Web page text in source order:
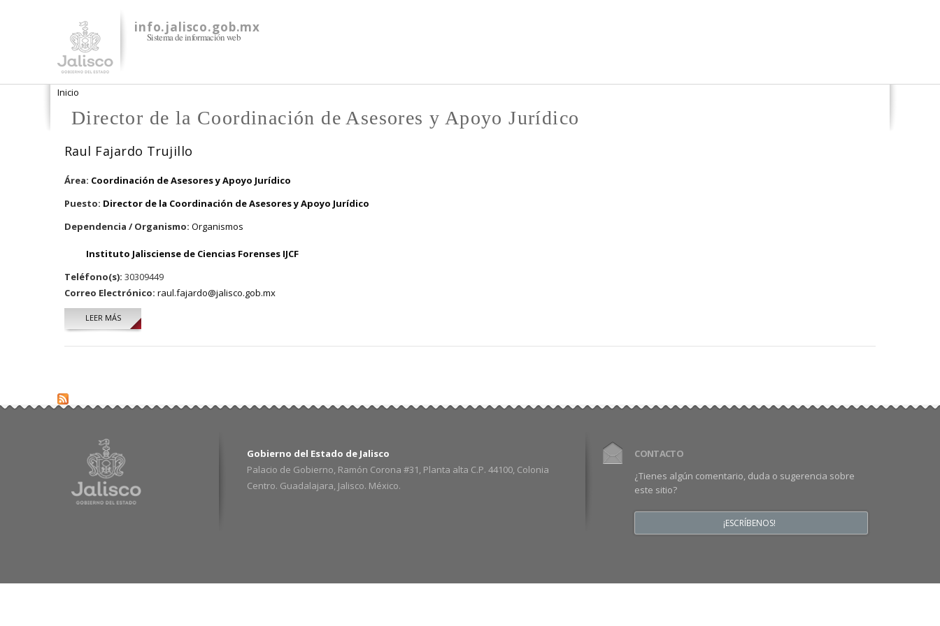
info.jalisco.gob.mx
Sistema de información web
Se encuentra usted aquí
Inicio
Director de la Coordinación de Asesores y Apoyo Jurídico
Raul Fajardo Trujillo
Área: Coordinación de Asesores y Apoyo Jurídico
Puesto: Director de la Coordinación de Asesores y Apoyo Jurídico
Dependencia / Organismo: Organismos
Instituto Jalisciense de Ciencias Forenses IJCF
Teléfono(s): 30309449
Correo Electrónico: raul.fajardo@jalisco.gob.mx
LEER MÁSSOBRE RAUL FAJARDO TRUJILLO
Gobierno del Estado de Jalisco
Palacio de Gobierno, Ramón Corona #31, Planta alta C.P. 44100, Colonia
Centro. Guadalajara, Jalisco. México.
CONTACTO
¿Tienes algún comentario, duda o sugerencia sobre
este sitio?
¡ESCRÍBENOS!